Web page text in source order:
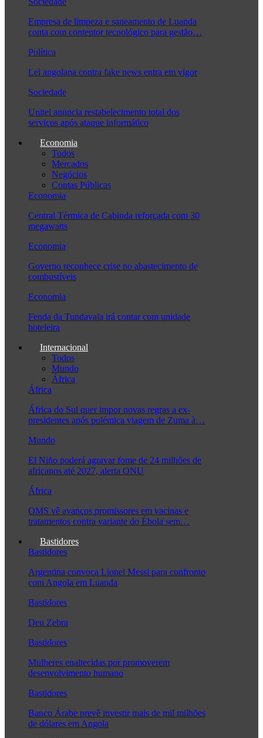
Empresa de limpeza e saneamento de Luanda
conta com contentor tecnológico para gestão…
Política
Lei angolana contra fake news entra em vigor
Sociedade
Unitel anuncia restabelecimento total dos
serviços após ataque informático
Economia
Todos
Mercados
Negócios
Contas Públicas
Economia
Central Térmica de Cabinda reforçada com 30
megawatts
Economia
Governo reconhece crise no abastecimento de
combustíveis
Economia
Fenda da Tundavala irá contar com unidade
hoteleira
Internacional
Todos
Mundo
África
África
África do Sul quer impor novas regras a ex-
presidentes após polémica viagem de Zuma à…
Mundo
El Niño poderá agravar fome de 24 milhões de
africanos até 2027, alerta ONU
África
OMS vê avanços promissores em vacinas e
tratamentos contra variante do Ébola sem…
Bastidores
Bastidores
Argentina convoca Lionel Messi para confronto
com Angola em Luanda
Bastidores
Deu Zebra
Bastidores
Mulheres enaltecidas por promoverem
desenvolvimento humano
Bastidores
Banco Árabe prevê investir mais de mil milhões
de dólares em Angola